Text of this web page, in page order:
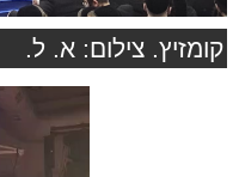
קומזיץ. צילום: א. ל.